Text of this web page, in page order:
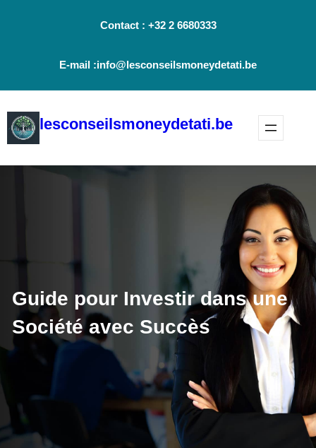
Contact : +32 2 6680333
E-mail :info@lesconseilsmoneydetati.be
lesconseilsmoneydetati.be
Guide pour Investir dans une
Société avec Succès